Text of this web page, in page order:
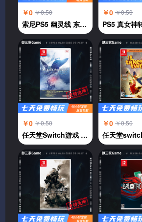
￥0 ￥0.50
索尼PS5 幽灵线 东京 鬼线东京 GhostWire:Tokyo 中文
￥0 ￥0.50
￥0 ￥0.50
任天堂Switch游戏 NS 皇牌空战7 未知天际 中文
￥0 ￥0.50